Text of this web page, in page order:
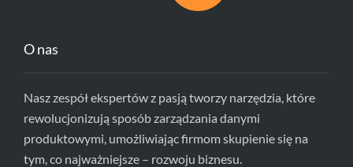
O nas
Nasz zespół ekspertów z pasją tworzy narzędzia, które
rewolucjonizują sposób zarządzania danymi
produktowymi, umożliwiając firmom skupienie się na
tym, co najważniejsze – rozwoju biznesu.